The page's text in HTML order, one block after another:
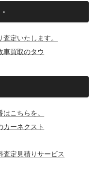
定いたします。
車買取のタウ
こちらを。
カーネクスト
査定見積りサービス